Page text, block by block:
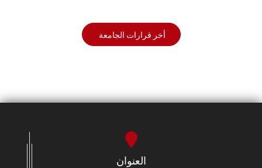
أخر قرارات الجامعة
العنوان